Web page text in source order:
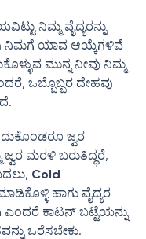
ನಿಮ್ಮ ವೈದ್ಯರನ್ನು
ನಿಮಗೆ ಯಾವ ಆಯ್ಕೆಗಳಿವೆ
ಮುನ್ನ ನೀವು ನಿಮ್ಮ
ಒಬ್ಬೊಬ್ಬರ ದೇಹವು
ಜ್ವರ
ಮರಳಿ ಬರುತಿದ್ಧರೆ,
Cold
ಹಾಗು ವೈದ್ಯರ
ಎಂದರೆ ಕಾಟನ್ ಬಟ್ಟೆಯನ್ನು
ಒರೆಸಬೇಕು.